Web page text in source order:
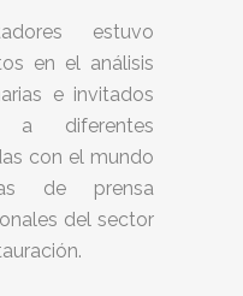
estuvo
en el análisis
e invitados
a diferentes
con el mundo
de prensa
del sector